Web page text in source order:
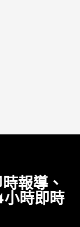
報導、
時即時